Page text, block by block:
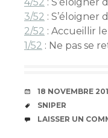
3/52 : S’éloigner
2/52 : Accueillir
1/52 : Ne pas se
DATE
18 NOVEMBRE
ÉTIQUETTES
SNIPER
COMMENTAIRES
LAISSER UN